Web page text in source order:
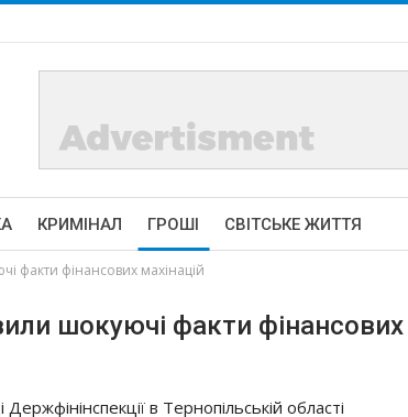
КРИМІНАЛ ГРОШІ СВІТСЬКЕ ЖИТТЯ
факти фінансових махінацій
шокуючі факти фінансових
Держфінінспекції в Тернопільській області